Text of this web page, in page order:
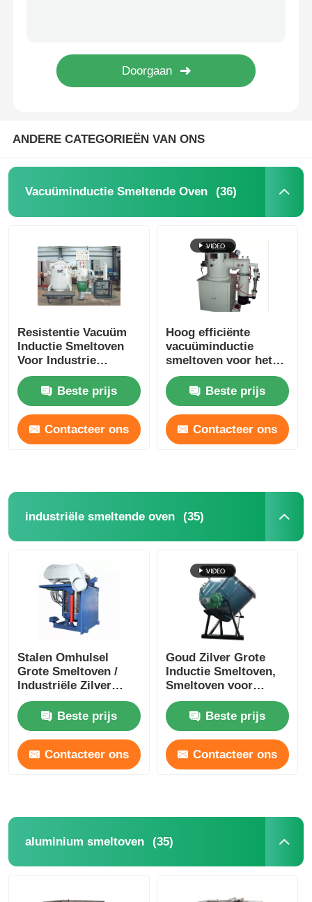
industriële smeltende oven
Vacuümsinteroven
glas aanmakende oven
Plasmaboogoven
de oven van de autobodem
Oven op hoge temperatuur
Industriële warmwaterketel
Gasverwarming
Industriële laboratoriumoven
Vacuüm Droogoven
CCM gietmachine
ANDERE CATEGORIEËN VAN ONS
Vacuüminductie Smeltende Oven (36)
Resistentie Vacuüm
Inductie Smeltoven
Voor Industrie
Laboratorium Op
maat
Beste prijs
Contacteer ons
Hoog efficiënte
vacuüminductie
smeltoven voor het
smelten van koper /
aluminiumBeste prijs
Contacteer ons
industriële smeltende oven (35)
Stalen Omhulsel
Grote Smeltoven /
Industriële Zilver
Smeltapparatuur
1400KWBeste prijs
Contacteer ons
Goud Zilver Grote
Inductie Smeltoven,
Smeltoven voor
Edelmetalen
Beste prijs
Contacteer ons
aluminium smeltoven (35)